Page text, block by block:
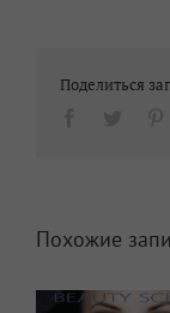
Поделиться
Похожие